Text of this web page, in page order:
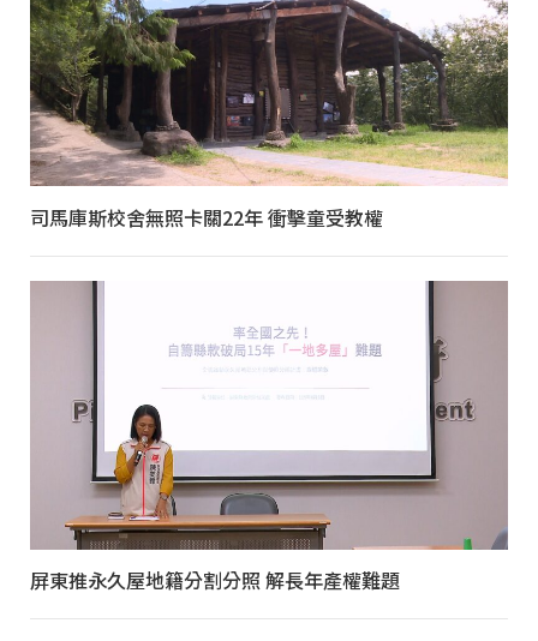
司馬庫斯校舍無照卡關22年 衝擊童受教權
屏東推永久屋地籍分割分照 解長年產權難題